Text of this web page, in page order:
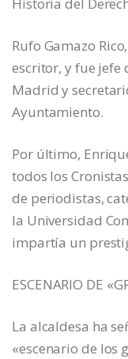
Historia del
Rufo Gamazo
escritor, y fue jefe
Madrid y
Ayuntamiento.
Por último,
todos los
de periodistas,
la Universidad
impartía un
ESCENARIO DE
La alcaldesa ha
«escenario de los